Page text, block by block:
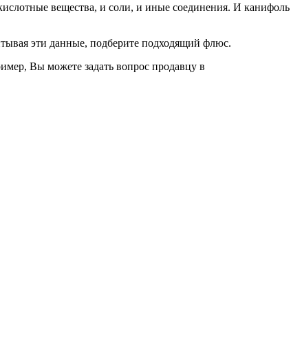
вещества, и соли, и иные соединения. И канифоль
эти данные, подберите подходящий флюс.
Вы можете задать вопрос продавцу в